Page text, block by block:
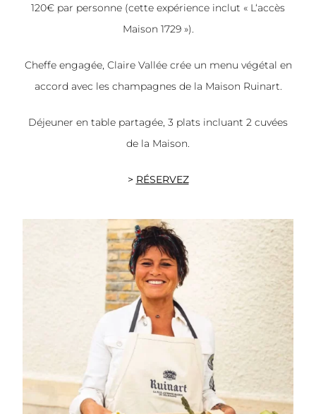
120€ par personne (cette expérience inclut « L‘accès
Maison 1729 »).
Cheffe engagée, Claire Vallée crée un menu végétal en
accord avec les champagnes de la Maison Ruinart.
Déjeuner en table partagée, 3 plats incluant 2 cuvées
de la Maison.
> RÉSERVEZ